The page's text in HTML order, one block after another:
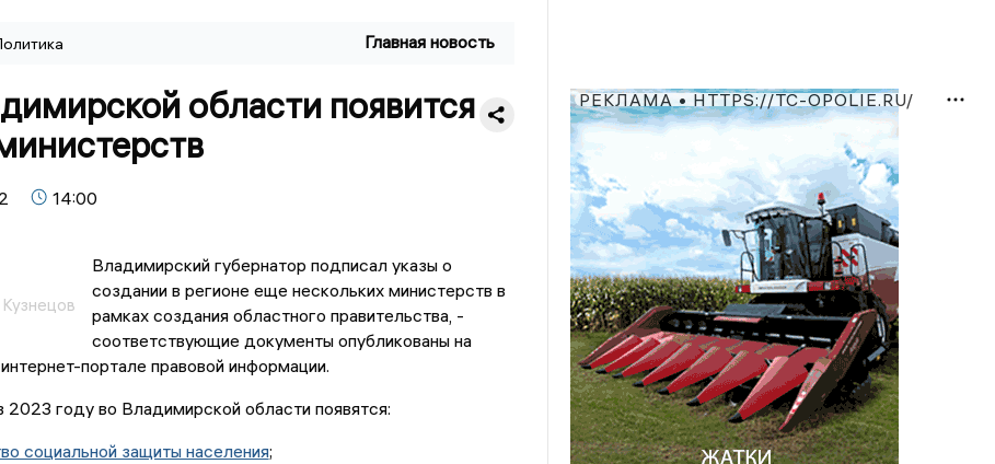
Главная новость
области появится
14:00
Владимирский губернатор подписал указы о
создании в регионе еще нескольких министерств в
рамках создания областного правительства, -
соответствующие документы опубликованы на
портале правовой информации.
2023 году во Владимирской области появятся:
социальной защиты населения;
РЕКЛАМА • HTTPS://TC-OPOLIE.RU/